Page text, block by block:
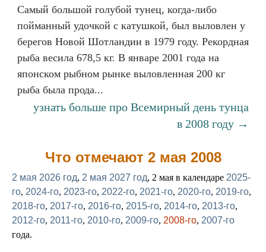
Самый большой голубой тунец, когда-либо
пойманный удочкой с катушкой, был выловлен у
берегов Новой Шотландии в 1979 году. Рекордная
рыба весила 678,5 кг. В январе 2001 года на
японском рыбном рынке выловленная 200 кг
рыба была прода...
узнать больше про Всемирный день тунца
в 2008 году →
Что отмечают 2 мая 2008
2 мая 2026 год, 2 мая 2027 год, 2 мая в календаре 2025-
го, 2024-го, 2023-го, 2022-го, 2021-го, 2020-го, 2019-го,
2018-го, 2017-го, 2016-го, 2015-го, 2014-го, 2013-го,
2012-го, 2011-го, 2010-го, 2009-го, 2008-го, 2007-го
года.